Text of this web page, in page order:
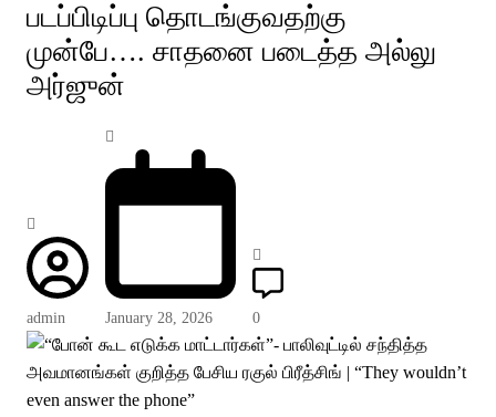
படப்பிடிப்பு தொடங்குவதற்கு
முன்பே…. சாதனை படைத்த அல்லு
அர்ஜுன்
admin January 28, 2026 0